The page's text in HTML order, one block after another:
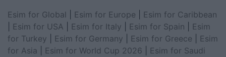
Esim for Global Esim for Europe
Esim for Caribbean
Esim for USA Esim for Italy Esim for Spain
Esim
for Turkey
Esim for Germany Esim for Greece
Esim
for Asia
Esim for World Cup 2026
Esim for Saudi